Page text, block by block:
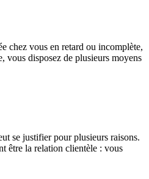
chez vous en retard ou incomplète,
vous disposez de plusieurs moyens
se justifier pour plusieurs raisons.
être la relation clientèle : vous